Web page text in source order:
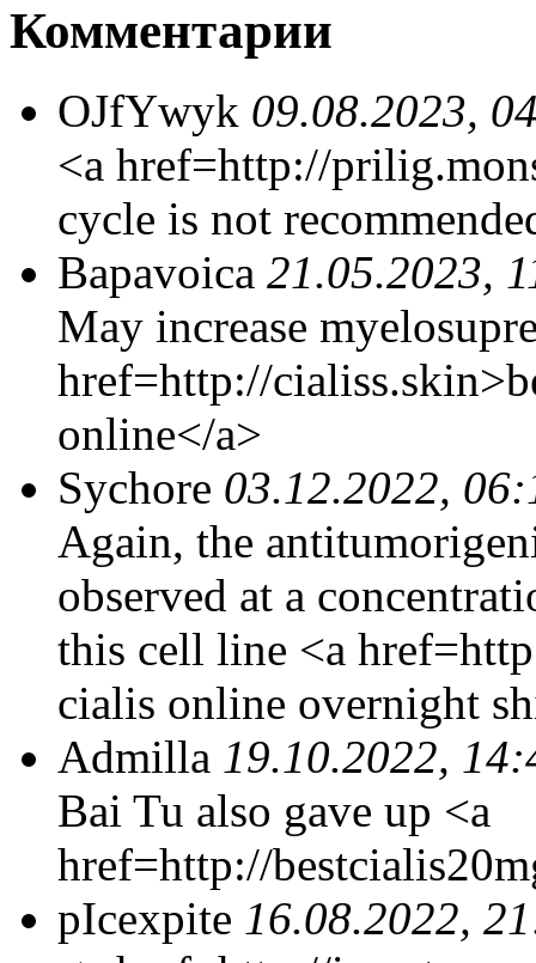
Комментарии
OJfYwyk 09.08.2023,
<a href=http://
cycle is not
Bapavoica 21.05.2023,
May increase
href=http://
online</a>
Sychore 03.12.2022,
Again, the
observed at a
this cell line <a
cialis online overnight
Admilla 19.10.2022,
Bai Tu also gave up <a
href=http://
pIcexpite 16.08.2022,